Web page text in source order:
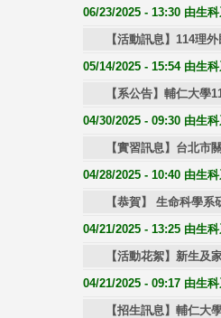
06/23/2025 - 13:30 由生
【活動訊息】114理
05/14/2025 - 15:54 由生
【系公告】輔仁大學
04/30/2025 - 09:30 由生
【實習訊息】台北市
04/28/2025 - 10:40 由生
【恭賀】 生命科學
04/21/2025 - 13:25 由生
【活動花絮】新生及
04/21/2025 - 09:17 由生
【招生訊息】輔仁大